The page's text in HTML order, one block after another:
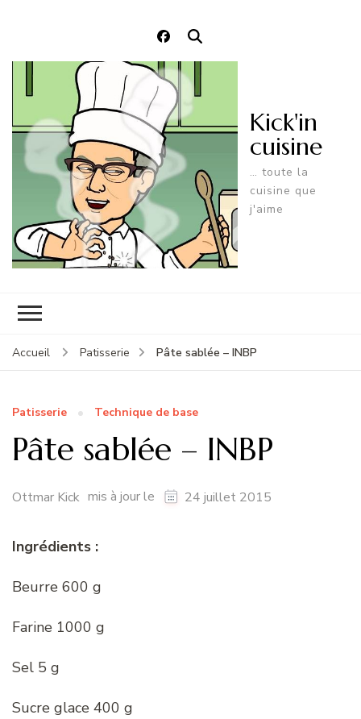
Kick'in
cuisine
… toute la
cuisine que
j'aime
Accueil Patisserie Pâte sablée – INBP
Patisserie Technique de base
Pâte sablée – INBP
Ottmar Kick mis à jour le 24 juillet 2015
Ingrédients :
Beurre 600 g
Farine 1000 g
Sel 5 g
Sucre glace 400 g